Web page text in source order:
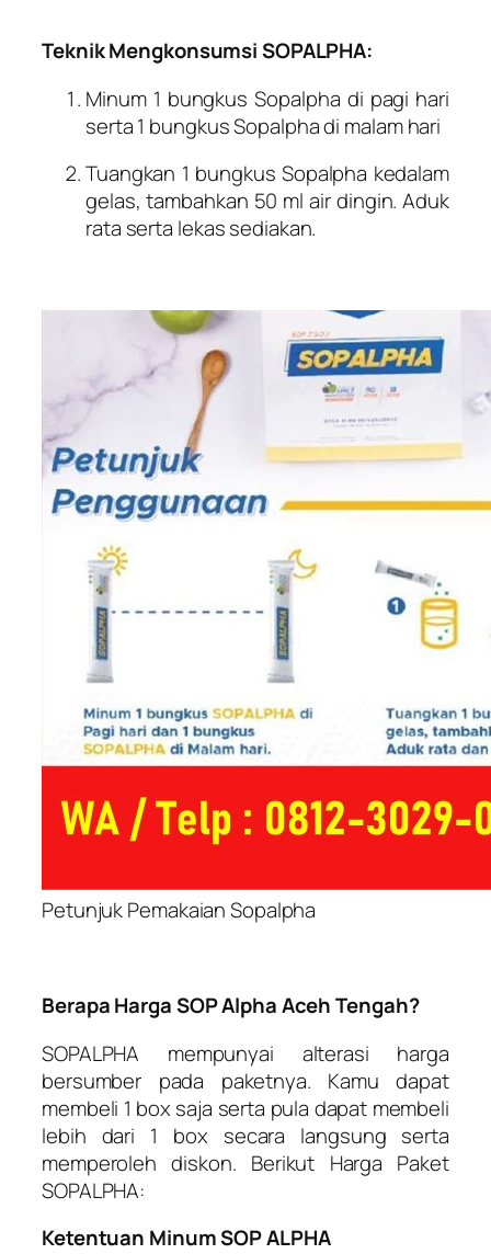
Teknik Mengkonsumsi SOPALPHA:
Minum 1 bungkus Sopalpha di pagi hari
serta 1 bungkus Sopalpha di malam hari
Tuangkan 1 bungkus Sopalpha kedalam
gelas, tambahkan 50 ml air dingin. Aduk
rata serta lekas sediakan.
Petunjuk Pemakaian Sopalpha
Berapa Harga SOP Alpha Aceh Tengah?
SOPALPHA mempunyai alterasi harga
bersumber pada paketnya. Kamu dapat
membeli 1 box saja serta pula dapat membeli
lebih dari 1 box secara langsung serta
memperoleh diskon. Berikut Harga Paket
SOPALPHA:
Ketentuan Minum SOP ALPHA